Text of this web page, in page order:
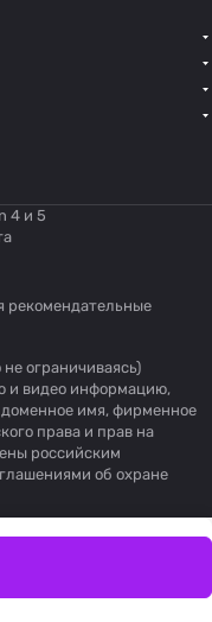
4 и 5
рекомендательные
ограничиваясь)
и видео информацию,
имя, фирменное
права и прав на
российским
об охране